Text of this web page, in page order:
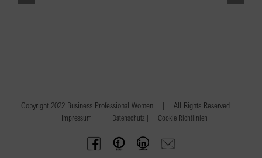
Copyright 2022 Business Professional Women | All Rights Reserved |
Impressum | Datenschutz | Cookie Richtlinien
BPW
Austria
Offenes
Frauennetzwerk
BPW
Gruppe
Anfrage
schicken